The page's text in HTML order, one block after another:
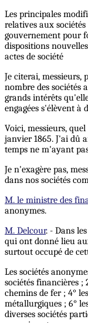
Les principales
relatives aux
gouvernement pour
dispositions
actes de société
Je citerai,
nombre des sociétés
grands intérêts
engagées s'élèvent à
Voici, messieurs,
janvier 1865. J'ai dû
temps ne m'ayant
Je n'exagère pas,
dans nos sociétés
M. le ministre des
anonymes.
M. Delcour. - Dans
qui ont donné lieu
surtout occupé de
Les sociétés
sociétés financières ;
chemins de fer ; 4°
métallurgiques ; 6°
diverses sociétés